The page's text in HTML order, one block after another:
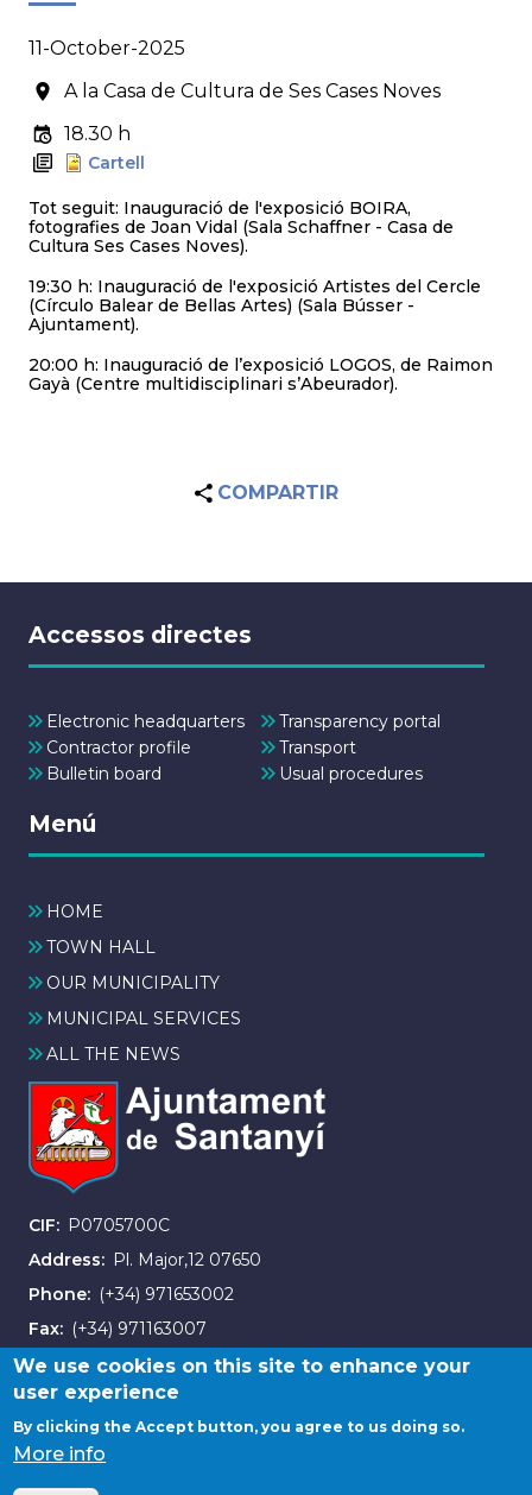
11-October-2025
A la Casa de Cultura de Ses Cases Noves
18.30 h
Cartell
Tot seguit: Inauguració de l'exposició BOIRA,
fotografies de Joan Vidal (Sala Schaffner - Casa de
Cultura Ses Cases Noves).
19:30 h: Inauguració de l'exposició Artistes del Cercle
(Círculo Balear de Bellas Artes) (Sala Bússer -
Ajuntament).
20:00 h: Inauguració de l’exposició LOGOS, de Raimon
Gayà (Centre multidisciplinari s’Abeurador).
COMPARTIR
Accessos directes
Electronic headquarters
Transparency portal
Contractor profile
Transport
Bulletin board
Usual procedures
Menú
HOME
TOWN HALL
OUR MUNICIPALITY
MUNICIPAL SERVICES
ALL THE NEWS
CIF
P0705700C
Address
Pl. Major,12 07650
Phone
(+34) 971653002
Fax
(+34) 971163007
© City Council of Santanyi. All rights reserved.
Contact us
We use cookies on this site to enhance your
user experience
By clicking the Accept button, you agree to us doing so.
More info